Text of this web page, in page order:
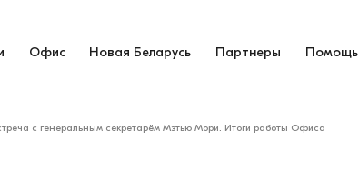
Офис Новая Беларусь Партнеры Помощь
с генеральным секретарём Мэтью Мори. Итоги работы Офиса